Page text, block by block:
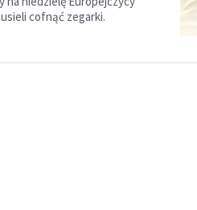
cofnąć zegarki.